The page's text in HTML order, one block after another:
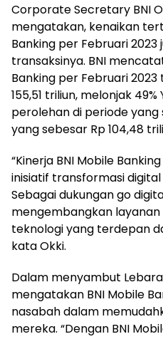
Corporate Secretary BNI
mengatakan, kenaikan
Banking per Februari
transaksinya. BNI
Banking per Februari
155,51 triliun, melonjak
perolehan di periode
yang sebesar Rp 104,48
“Kinerja BNI Mobile
inisiatif transformasi digital
Sebagai dukungan go
mengembangkan
teknologi yang terdepan
kata Okki.
Dalam menyambut
mengatakan BNI Mobile
nasabah dalam
mereka. “Dengan BNI